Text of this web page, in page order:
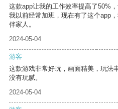
这款app让我的工作效率提高了50%
我以前经常加班，现在有了这个app
伴家人。
2024-05-04
游客
这款游戏非常好玩，画面精美，玩法
没有玩腻。
2024-05-04